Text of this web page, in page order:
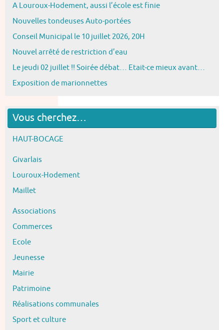
A Louroux-Hodement, aussi l’école est finie
Nouvelles tondeuses Auto-portées
Conseil Municipal le 10 juillet 2026, 20H
Nouvel arrêté de restriction d’eau
Le jeudi 02 juillet !! Soirée débat… Etait-ce mieux avant…
Exposition de marionnettes
Vous cherchez…
HAUT-BOCAGE
Givarlais
Louroux-Hodement
Maillet
Associations
Commerces
Ecole
Jeunesse
Mairie
Patrimoine
Réalisations communales
Sport et culture